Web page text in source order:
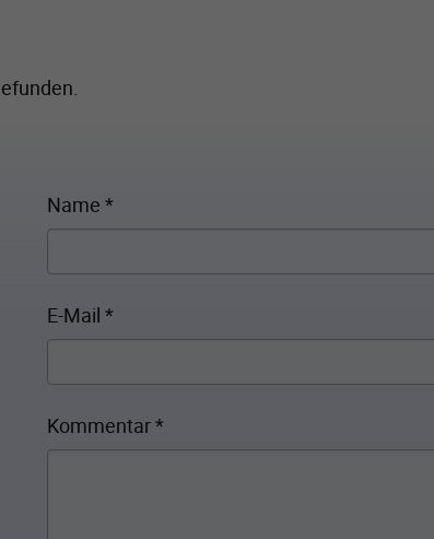
Name *
E-Mail *
Kommentar*